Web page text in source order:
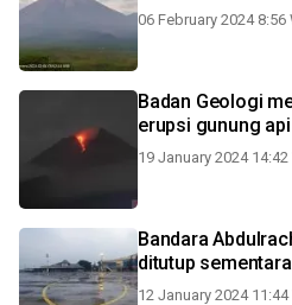
06 February 2024 8:56
Badan Geologi
erupsi gunung api
19 January 2024 14:42
Bandara
ditutup
12 January 2024 11:44